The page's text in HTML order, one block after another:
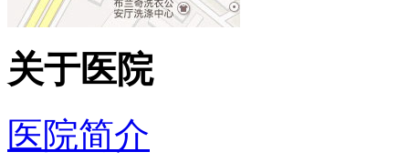
关于医院
医院简介